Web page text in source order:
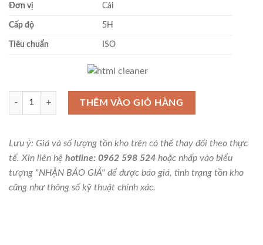
Đơn vị Cái
Cấp độ 5H
Tiêu chuẩn ISO
Dưỡng kiểm ren M1.7x0.35-5H GPNP Sokuhansha số lượng
THÊM VÀO GIỎ HÀNG
Lưu ý: Giá và số lượng tồn kho trên có thể thay đổi theo thực
tế. Xin liên hệ hotline: 0962 598 524 hoặc nhấp vào biểu
tượng "NHẬN BÁO GIÁ" để được báo giá, tình trạng tồn kho
cũng như thông số kỹ thuật chính xác.